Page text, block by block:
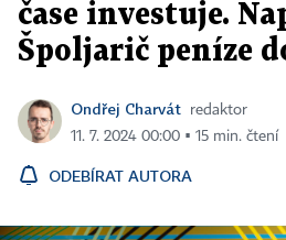
čase investuje.
Špoljarič peníze
Ondřej Charvát
redaktor
11. 7. 2024 00:00 ▪ 15 min. čtení
ODEBÍRAT AUTORA